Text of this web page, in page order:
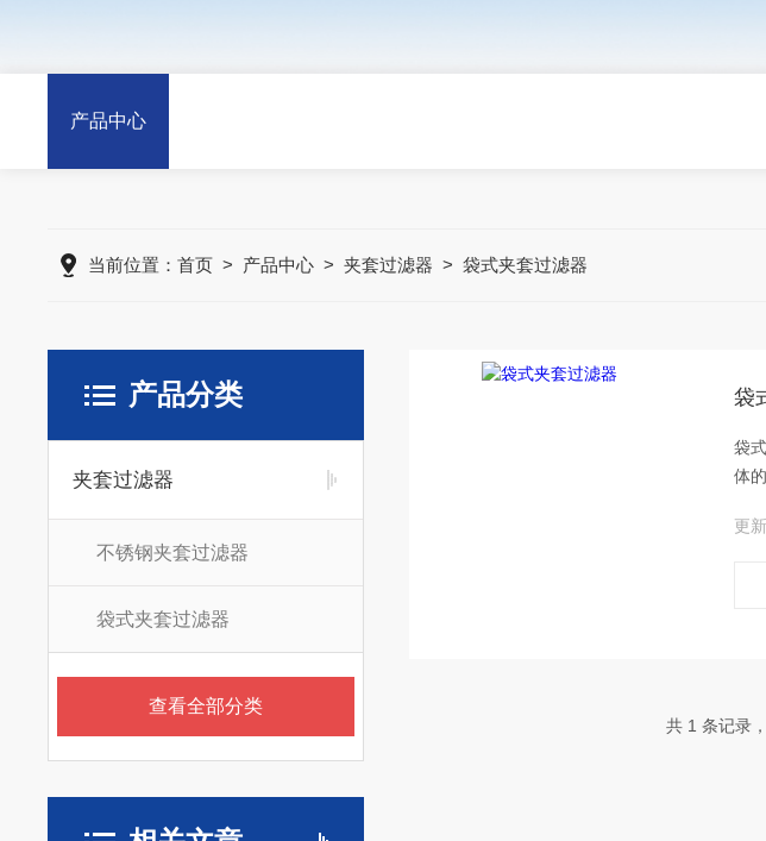
产品中心
当前位置：首页 > 产品中心 >夹套过滤器 >袋式夹套过滤器
产品分类
夹套过滤器
不锈钢夹套过滤器
袋式夹套过滤器
查看全部分类
袋
袋
体
更
共 1 条记录